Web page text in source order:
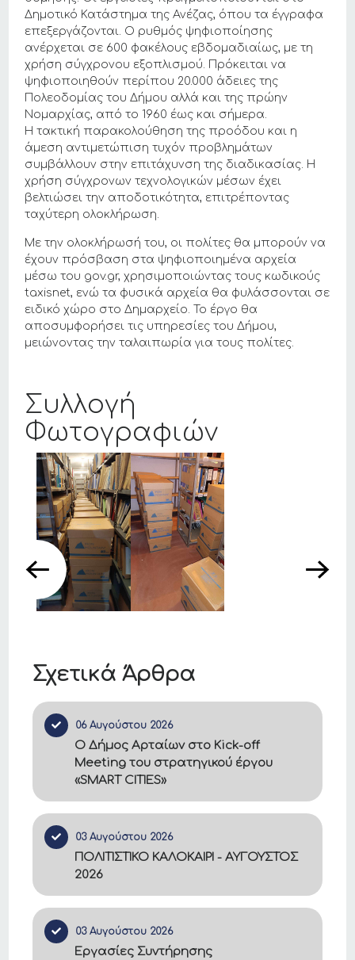
Σχετικά Άρθρα
06 Αυγούστου 2026
Ο Δήμος Αρταίων στο Kick-off
Meeting του στρατηγικού έργου
«SMART CITIES»
03 Αυγούστου 2026
ΠΟΛΙΤΙΣΤΙΚΟ ΚΑΛΟΚΑΙΡΙ - ΑΥΓΟΥΣΤΟΣ
2026
03 Αυγούστου 2026
Εργασίες Συντήρησης
Δημοτικό Κατάστημα της Ανέζας, όπου τα έγγραφα
επεξεργάζονται. Ο ρυθμός ψηφιοποίησης
ανέρχεται σε 600 φακέλους εβδομαδιαίως, με τη
χρήση σύγχρονου εξοπλισμού. Πρόκειται να
ψηφιοποιηθούν περίπου 20.000 άδειες της
Πολεοδομίας του Δήμου αλλά και της πρώην
Νομαρχίας, από το 1960 έως και σήμερα.
Η τακτική παρακολούθηση της προόδου και η
άμεση αντιμετώπιση τυχόν προβλημάτων
συμβάλλουν στην επιτάχυνση της διαδικασίας. Η
χρήση σύγχρονων τεχνολογικών μέσων έχει
βελτιώσει την αποδοτικότητα, επιτρέποντας
ταχύτερη ολοκλήρωση.
Με την ολοκλήρωσή του, οι πολίτες θα μπορούν να
έχουν πρόσβαση στα ψηφιοποιημένα αρχεία
μέσω του gov.gr, χρησιμοποιώντας τους κωδικούς
taxisnet, ενώ τα φυσικά αρχεία θα φυλάσσονται σε
ειδικό χώρο στο Δημαρχείο. Το έργο θα
αποσυμφορήσει τις υπηρεσίες του Δήμου,
μειώνοντας την ταλαιπωρία για τους πολίτες.
Συλλογή
Φωτογραφιών